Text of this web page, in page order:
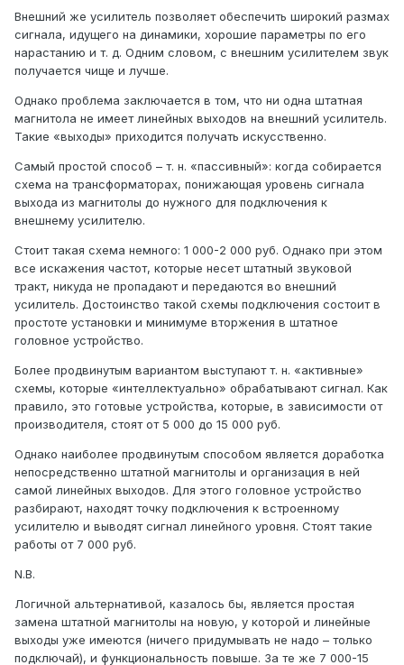
Внешний же усилитель позволяет обеспечить широкий размах
сигнала, идущего на динамики, хорошие параметры по его
нарастанию и т. д. Одним словом, с внешним усилителем звук
получается чище и лучше.
Однако проблема заключается в том, что ни одна штатная
магнитола не имеет линейных выходов на внешний усилитель.
Такие «выходы» приходится получать искусственно.
Самый простой способ – т. н. «пассивный»: когда собирается
схема на трансформаторах, понижающая уровень сигнала
выхода из магнитолы до нужного для подключения к
внешнему усилителю.
Стоит такая схема немного: 1 000-2 000 руб. Однако при этом
все искажения частот, которые несет штатный звуковой
тракт, никуда не пропадают и передаются во внешний
усилитель. Достоинство такой схемы подключения состоит в
простоте установки и минимуме вторжения в штатное
головное устройство.
Более продвинутым вариантом выступают т. н. «активные»
схемы, которые «интеллектуально» обрабатывают сигнал. Как
правило, это готовые устройства, которые, в зависимости от
производителя, стоят от 5 000 до 15 000 руб.
Однако наиболее продвинутым способом является доработка
непосредственно штатной магнитолы и организация в ней
самой линейных выходов. Для этого головное устройство
разбирают, находят точку подключения к встроенному
усилителю и выводят сигнал линейного уровня. Стоят такие
работы от 7 000 руб.
N.B.
Логичной альтернативой, казалось бы, является простая
замена штатной магнитолы на новую, у которой и линейные
выходы уже имеются (ничего придумывать не надо – только
подключай), и функциональность повыше. За те же 7 000-15